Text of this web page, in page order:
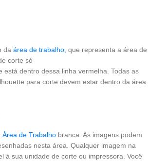
da área de trabalho, que representa a área de
corte só
está dentro dessa linha vermelha. Todas as
para corte devem estar dentro da área
Área de Trabalho branca. As imagens podem
nesta área. Qualquer imagem na
à sua unidade de corte ou impressora. Você